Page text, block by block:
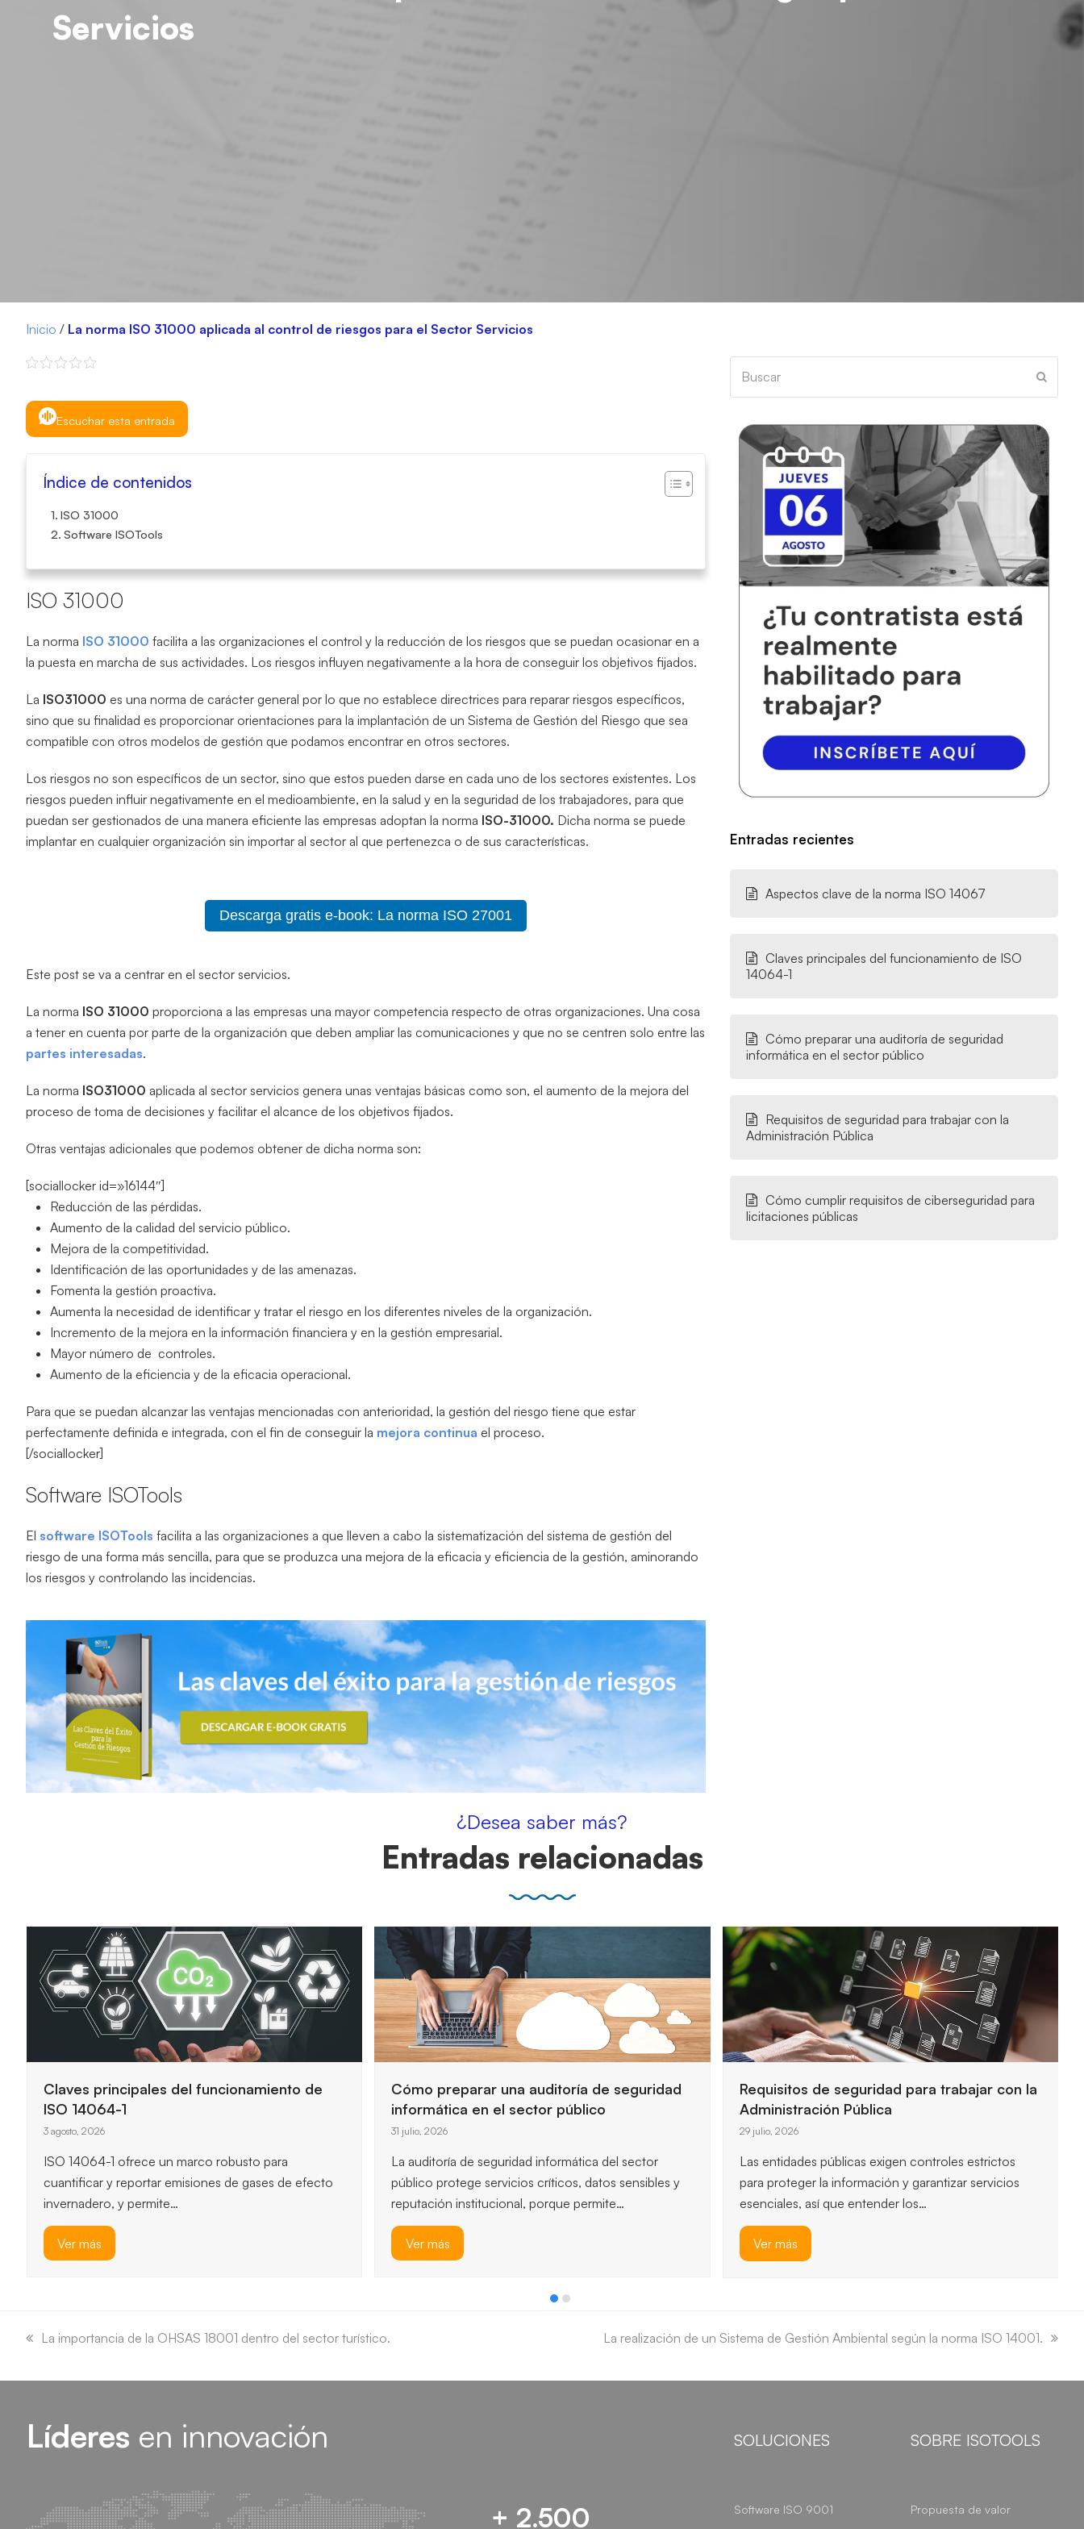
Servicios
Inicio / La norma ISO 31000 aplicada al control de riesgos para el Sector Servicios
Escuchar esta entrada
Índice de contenidos
ISO 31000
Software ISOTools
ISO 31000
La norma ISO 31000 facilita a las organizaciones el control y la reducción de los riesgos que se puedan ocasionar en a
la puesta en marcha de sus actividades. Los riesgos influyen negativamente a la hora de conseguir los objetivos fijados.
La ISO31000 es una norma de carácter general por lo que no establece directrices para reparar riesgos específicos,
sino que su finalidad es proporcionar orientaciones para la implantación de un Sistema de Gestión del Riesgo que sea
compatible con otros modelos de gestión que podamos encontrar en otros sectores.
Los riesgos no son específicos de un sector, sino que estos pueden darse en cada uno de los sectores existentes. Los
riesgos pueden influir negativamente en el medioambiente, en la salud y en la seguridad de los trabajadores, para que
puedan ser gestionados de una manera eficiente las empresas adoptan la norma ISO-31000. Dicha norma se puede
implantar en cualquier organización sin importar al sector al que pertenezca o de sus características.
Descarga gratis e-book: La norma ISO 27001
Este post se va a centrar en el sector servicios.
La norma ISO 31000 proporciona a las empresas una mayor competencia respecto de otras organizaciones. Una cosa
a tener en cuenta por parte de la organización que deben ampliar las comunicaciones y que no se centren solo entre las
partes interesadas.
La norma ISO31000 aplicada al sector servicios genera unas ventajas básicas como son, el aumento de la mejora del
proceso de toma de decisiones y facilitar el alcance de los objetivos fijados.
Otras ventajas adicionales que podemos obtener de dicha norma son:
[sociallocker id=»16144″]
Reducción de las pérdidas.
Aumento de la calidad del servicio público.
Mejora de la competitividad.
Identificación de las oportunidades y de las amenazas.
Fomenta la gestión proactiva.
Aumenta la necesidad de identificar y tratar el riesgo en los diferentes niveles de la organización.
Incremento de la mejora en la información financiera y en la gestión empresarial.
Mayor número de controles.
Aumento de la eficiencia y de la eficacia operacional.
Para que se puedan alcanzar las ventajas mencionadas con anterioridad, la gestión del riesgo tiene que estar
perfectamente definida e integrada, con el fin de conseguir la mejora continua el proceso.
[/sociallocker]
Software ISOTools
El software ISOTools facilita a las organizaciones a que lleven a cabo la sistematización del sistema de gestión del
riesgo de una forma más sencilla, para que se produzca una mejora de la eficacia y eficiencia de la gestión, aminorando
los riesgos y controlando las incidencias.
Entradas recientes
Aspectos clave de la norma ISO 14067
Claves principales del funcionamiento de ISO
14064-1
Cómo preparar una auditoría de seguridad
informática en el sector público
Requisitos de seguridad para trabajar con la
Administración Pública
Cómo cumplir requisitos de ciberseguridad para
licitaciones públicas
¿Desea saber más?
Entradas relacionadas
Claves principales del funcionamiento de
ISO 14064-1
3 agosto, 2026
ISO 14064-1 ofrece un marco robusto para
cuantificar y reportar emisiones de gases de efecto
invernadero, y permite…
Ver más
Cómo preparar una auditoría de seguridad
informática en el sector público
31 julio, 2026
La auditoría de seguridad informática del sector
público protege servicios críticos, datos sensibles y
reputación institucional, porque permite…
Ver más
Requisitos de seguridad para trabajar con la
Administración Pública
29 julio, 2026
Las entidades públicas exigen controles estrictos
para proteger la información y garantizar servicios
esenciales, así que entender los…
Ver más
previous
La importancia de la OHSAS 18001 dentro del sector turístico.
next
La realización de un Sistema de Gestión Ambiental según la norma ISO 14001.
Líderes en innovación
+ 2.500
SOLUCIONES
Software ISO 9001
SOBRE ISOTOOLS
Propuesta de valor